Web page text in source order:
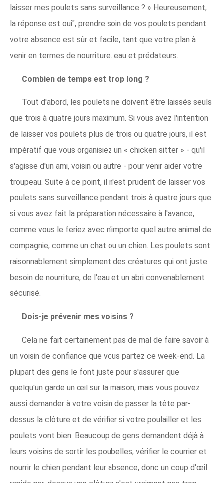
laisser mes poulets sans surveillance ? » Heureusement,
la réponse est oui", prendre soin de vos poulets pendant
votre absence est sûr et facile, tant que votre plan à
venir en termes de nourriture, eau et prédateurs.
Combien de temps est trop long ?
Tout d'abord, les poulets ne doivent être laissés seuls
que trois à quatre jours maximum. Si vous avez l'intention
de laisser vos poulets plus de trois ou quatre jours, il est
impératif que vous organisiez un « chicken sitter » - qu'il
s'agisse d'un ami, voisin ou autre - pour venir aider votre
troupeau. Suite à ce point, il n'est prudent de laisser vos
poulets sans surveillance pendant trois à quatre jours que
si vous avez fait la préparation nécessaire à l'avance,
comme vous le feriez avec n'importe quel autre animal de
compagnie, comme un chat ou un chien. Les poulets sont
raisonnablement simplement des créatures qui ont juste
besoin de nourriture, de l'eau et un abri convenablement
sécurisé.
Dois-je prévenir mes voisins ?
Cela ne fait certainement pas de mal de faire savoir à
un voisin de confiance que vous partez ce week-end. La
plupart des gens le font juste pour s'assurer que
quelqu'un garde un œil sur la maison, mais vous pouvez
aussi demander à votre voisin de passer la tête par-
dessus la clôture et de vérifier si votre poulailler et les
poulets vont bien. Beaucoup de gens demandent déjà à
leurs voisins de sortir les poubelles, vérifier le courrier et
nourrir le chien pendant leur absence, donc un coup d'œil